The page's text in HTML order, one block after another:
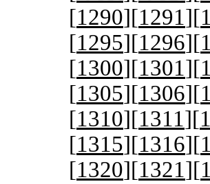
[1290][1291][
[1295][1296][
[1300][1301][
[1305][1306][
[1310][1311][
[1315][1316][
[1320][1321][